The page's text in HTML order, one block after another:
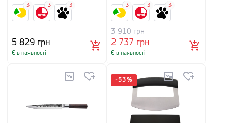
5 829 грн
Є в наявності
3 3 3
2 737 грн
3 910грн
Є в наявності
3 3 3
-53 %